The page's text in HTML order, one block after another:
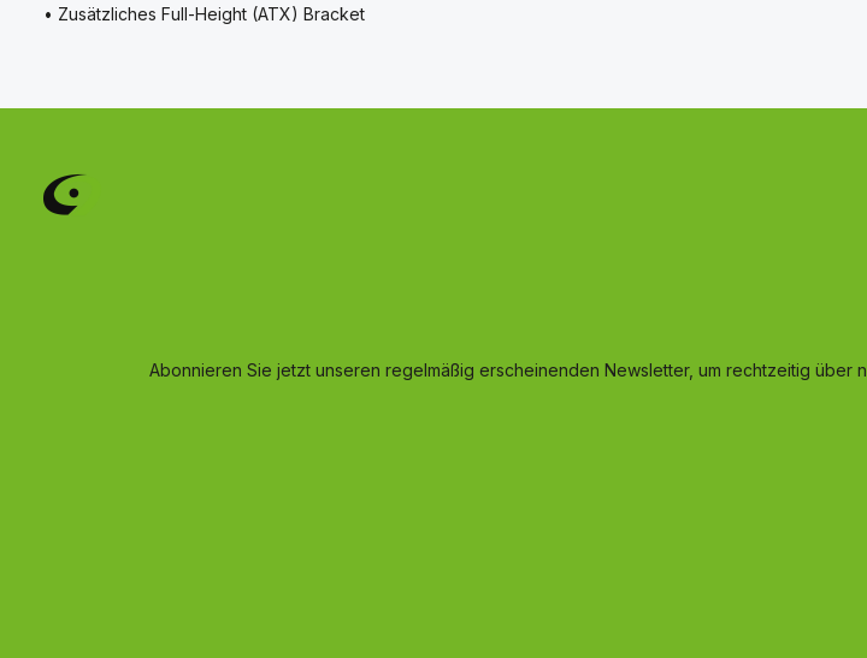
• Zusätzliches Full-Height (ATX) Bracket
Abonnieren Sie jetzt unseren regelmäßig erscheinenden Newsletter, um rechtzeitig